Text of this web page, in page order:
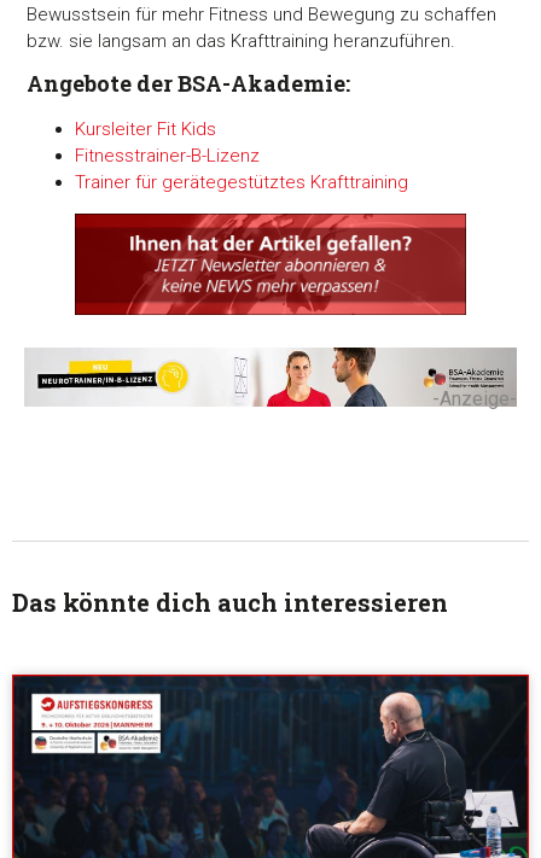
Bewusstsein für mehr Fitness und Bewegung zu schaffen
bzw. sie langsam an das Krafttraining heranzuführen.
Angebote der BSA-Akademie:
Kursleiter Fit Kids
Fitnesstrainer-B-Lizenz
Trainer für gerätegestütztes Krafttraining
-Anzeige-
Das könnte dich auch interessieren